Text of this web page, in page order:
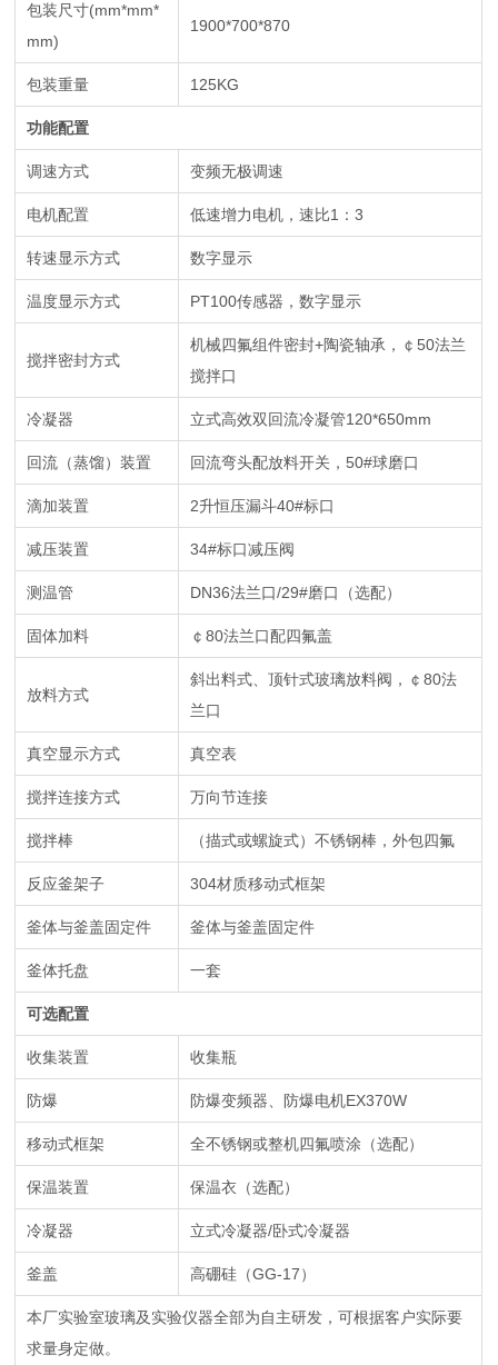
包装尺寸(mm*mm*
mm)
1900*700*870
包装重量 125KG
功能配置
调速方式 变频无极调速
电机配置 低速增力电机，速比1：3
转速显示方式 数字显示
温度显示方式 PT100传感器，数字显示
搅拌密封方式
机械四氟组件密封+陶瓷轴承，￠50法兰
搅拌口
冷凝器 立式高效双回流冷凝管120*650mm
回流（蒸馏）装置 回流弯头配放料开关，50#球磨口
滴加装置 2升恒压漏斗40#标口
减压装置 34#标口减压阀
测温管 DN36法兰口/29#磨口（选配）
固体加料 ￠80法兰口配四氟盖
放料方式
斜出料式、顶针式玻璃放料阀，￠80法
兰口
真空显示方式 真空表
搅拌连接方式 万向节连接
搅拌棒 （描式或螺旋式）不锈钢棒，外包四氟
反应釜架子 304材质移动式框架
釜体与釜盖固定件 釜体与釜盖固定件
釜体托盘 一套
可选配置
收集装置 收集瓶
防爆 防爆变频器、防爆电机EX370W
移动式框架 全不锈钢或整机四氟喷涂（选配）
保温装置 保温衣（选配）
冷凝器 立式冷凝器/卧式冷凝器
釜盖 高硼硅（GG-17）
本厂实验室玻璃及实验仪器全部为自主研发，可根据客户实际要
求量身定做。